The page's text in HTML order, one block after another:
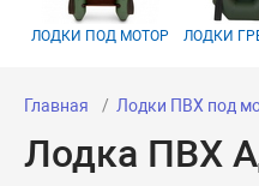
ЛОДКИ ПОД МОТОР ЛОДКИ
Главная Лодки ПВХ под
Лодка ПВХ